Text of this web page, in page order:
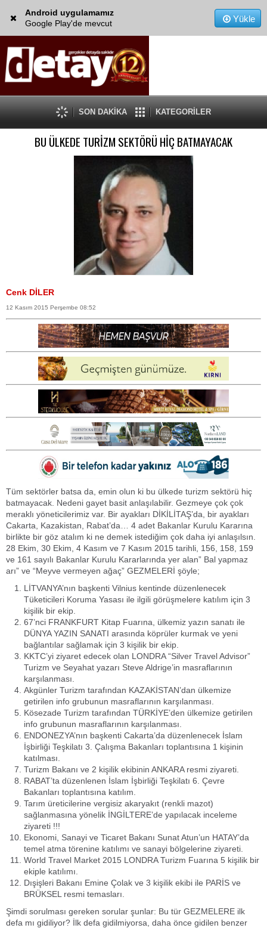
Android uygulamamız
Google Play'de mevcut
Yükle
SON DAKİKA KATEGORİLER
BU ÜLKEDE TURİZM SEKTÖRÜ HİÇ BATMAYACAK
Cenk DİLER
12 Kasım 2015 Perşembe 08:52
Tüm sektörler batsa da, emin olun ki bu ülkede turizm sektörü hiç
batmayacak. Nedeni gayet basit anlaşılabilir. Gezmeye çok çok
meraklı yöneticilerimiz var. Bir ayakları DİKİLİTAŞ’da, bir ayakları
Cakarta, Kazakistan, Rabat’da… 4 adet Bakanlar Kurulu Kararına
birlikte bir göz atalım ki ne demek istediğim çok daha iyi anlaşılsın.
28 Ekim, 30 Ekim, 4 Kasım ve 7 Kasım 2015 tarihli, 156, 158, 159
ve 161 sayılı Bakanlar Kurulu Kararlarında yer alan” Bal yapmaz
arı” ve “Meyve vermeyen ağaç” GEZMELERİ şöyle;
LİTVANYA’nın başkenti Vilnius kentinde düzenlenecek
Tüketicileri Koruma Yasası ile ilgili görüşmelere katılım için 3
kişilik bir ekip.
67’nci FRANKFURT Kitap Fuarına, ülkemiz yazın sanatı ile
DÜNYA YAZIN SANATI arasında köprüler kurmak ve yeni
bağlantılar sağlamak için 3 kişilik bir ekip.
KKTC’yi ziyaret edecek olan LONDRA “Silver Travel Advisor”
Turizm ve Seyahat yazarı Steve Aldrige’in masraflarının
karşılanması.
Akgünler Turizm tarafından KAZAKİSTAN’dan ülkemize
getirilen info grubunun masraflarının karşılanması.
Kösezade Turizm tarafından TÜRKİYE’den ülkemize getirilen
info grubunun masraflarının karşılanması.
ENDONEZYA’nın başkenti Cakarta’da düzenlenecek İslam
İşbirliği Teşkilatı 3. Çalışma Bakanları toplantısına 1 kişinin
katılması.
Turizm Bakanı ve 2 kişilik ekibinin ANKARA resmi ziyareti.
RABAT’ta düzenlenen İslam İşbirliği Teşkilatı 6. Çevre
Bakanları toplantısına katılım.
Tarım üreticilerine vergisiz akaryakıt (renkli mazot)
sağlanmasına yönelik İNGİLTERE’de yapılacak inceleme
ziyareti !!!
Ekonomi, Sanayi ve Ticaret Bakanı Sunat Atun’un HATAY’da
temel atma törenine katılımı ve sanayi bölgelerine ziyareti.
World Travel Market 2015 LONDRA Turizm Fuarına 5 kişilik bir
ekiple katılımı.
Dışişleri Bakanı Emine Çolak ve 3 kişilik ekibi ile PARİS ve
BRÜKSEL resmi temasları.
Şimdi sorulması gereken sorular şunlar: Bu tür GEZMELERE ilk
defa mı gidiliyor? İlk defa gidilmiyorsa, daha önce gidilen benzer